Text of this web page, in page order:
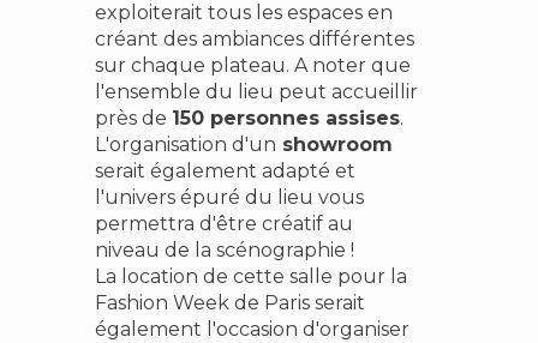
exploiterait tous les espaces en
créant des ambiances différentes
sur chaque plateau. A noter que
l'ensemble du lieu peut accueillir
près de 150 personnes assises.
L'organisation d'un showroom
serait également adapté et
l'univers épuré du lieu vous
permettra d'être créatif au
niveau de la scénographie !
La location de cette salle pour la
Fashion Week de Paris serait
également l'occasion d'organiser